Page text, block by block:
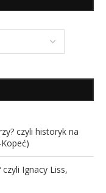
czyli historyk na
Ignacy Liss,